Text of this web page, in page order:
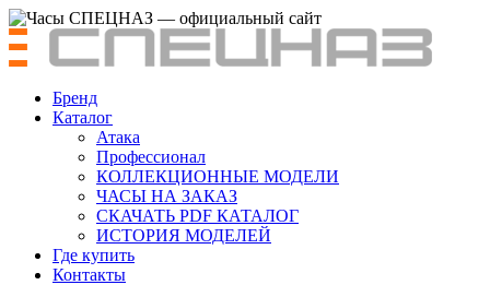
Бренд
Каталог
Атака
Профессионал
КОЛЛЕКЦИОННЫЕ МОДЕЛИ
ЧАСЫ НА ЗАКАЗ
СКАЧАТЬ PDF КАТАЛОГ
ИСТОРИЯ МОДЕЛЕЙ
Где купить
Контакты